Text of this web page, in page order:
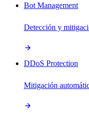
Bot Management
Detección y
DDoS Protection
Mitigación